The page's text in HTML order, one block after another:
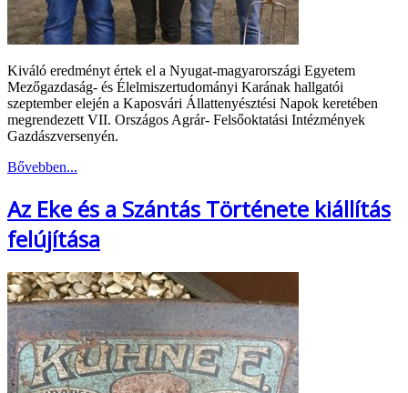
Kiváló eredményt értek el a Nyugat-magyarországi Egyetem
Mezőgazdaság- és Élelmiszertudományi Karának hallgatói
szeptember elején a Kaposvári Állattenyésztési Napok keretében
megrendezett VII. Országos Agrár- Felsőoktatási Intézmények
Gazdászversenyén.
Bővebben...
Az Eke és a Szántás Története kiállítás
felújítása